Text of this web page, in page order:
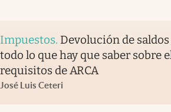
Impuestos. Devolución de saldos
todo lo que hay que saber sobre
requisitos de ARCA
José Luis Ceteri